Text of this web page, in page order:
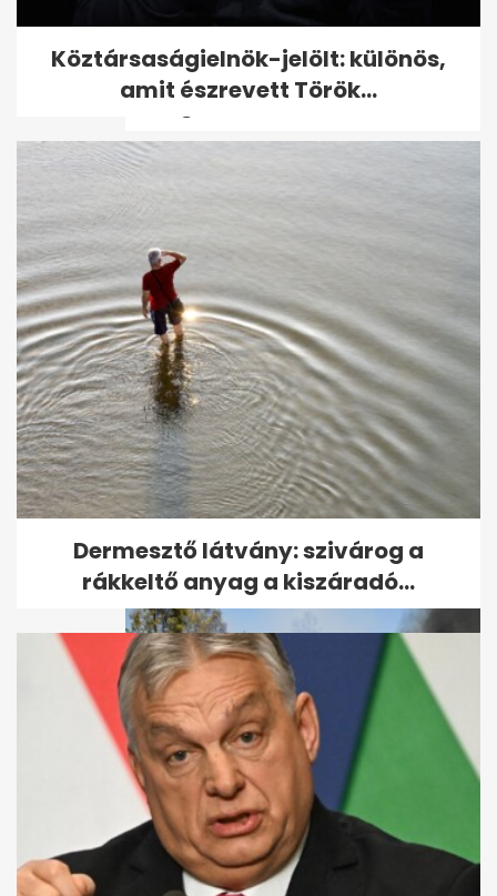
Tagadja bűnösségét a
kalandparkban gyereket
felrúgó karateedző
Vádemelést javasol a
rendőrség a gyereket felrúgó
karateedző...
Köztársaságielnök-jelölt: különös,
amit észrevett Török...
Dermesztő látvány: szivárog a
rákkeltő anyag a kiszáradó...